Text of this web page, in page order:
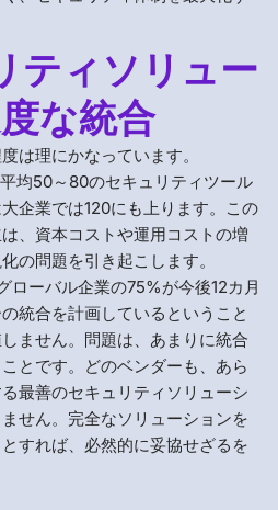
ティソリュー
な統合
は理にかなっています。
均50～80のセキュリティツール
企業では120にも上ります。この
、資本コストや運用コストの増
の問題を引き起こします。
ローバル企業の75%が今後12カ月
統合を計画しているということ
ません。問題は、あまりに統合
とです。どのベンダーも、あら
最善のセキュリティソリューシ
せん。完全なソリューションを
すれば、必然的に妥協せざるを